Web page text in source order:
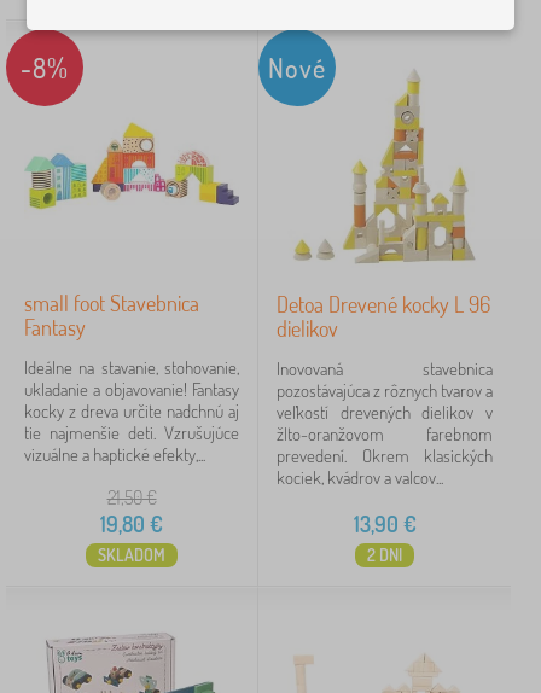
-8%
small foot Stavebnica
Fantasy
Ideálne na stavanie, stohovanie,
ukladanie a objavovanie! Fantasy
kocky z dreva určite nadchnú aj
tie najmenšie deti. Vzrušujúce
vizuálne a haptické efekty,...
21,50€
19,80 €
SKLADOM
Nové
Detoa Drevené kocky L 96
dielikov
Inovovaná stavebnica
pozostávajúca z rôznych tvarov a
veľkostí drevených dielikov v
žlto-oranžovom farebnom
prevedení. Okrem klasických
kociek, kvádrov a valcov...
13,90 €
2 DNI